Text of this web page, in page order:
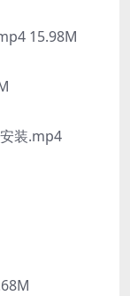
15.98M
装.mp4